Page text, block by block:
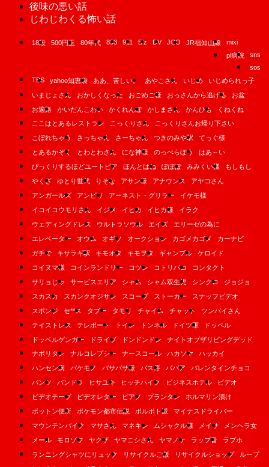
後味の悪い話
じわじわくる怖い話
18段 500円玉 80年代 893 911 B'z DV JCO JR福知山線
mixi
pl病院
sns
sos
TBS
yahoo知恵袋 ああ、苦しい。 あやこさん いじめ
いじめられっ子
いまじょさん
おかしくなった おごめご様 おっさんから逃げる
お盆
お遍路
かいだんこわい かくれんぼ かしまさん かんひも
くねくね
ここはとあるレストラン
こっくりさん
こっくりさんお帰り下さい
こぼれちゃう
さっちゃん さーちゃん つきのみや駅
てっぐ様
とあるかぞく
とわとわさん にな神様 のっぺらぼう
はあ～い
びっくりするほどユートピア
ほんとはね ぽぽぽ みみくい様
もしもし
やくざ
ゆとり世代 りそな アサン様 アナウンス
アヤコさん
アンガールズ
アンビリ アーネスト・グリラー
イケモ様
イコイコウモリさん
イジメ イヒカ イヒカ様
イラク
ウェディングドレス
ウルトラソウル エイズ
エリーゼの為に
エレベーター
オウム オギソ オークション カゴメカゴメ
カーナビ
ガチで
キサラギ駅 キモオタ キモヲタ ギャンブル
ケロイド
コイヌマ様
コインランドリー コツン コトリバコ
コンタクト
サリョじゃ
サービスエリア シャム シャム双生児 シンクロ
ジョジョ
スカスカ
スカンクオジサン スコープ ストーカー
スナッフビデオ
スポンジ
セ**ス タブー タモリ チャイム チャット
ツンバイさん
テイストレス
テレポート トイレ トンネル ドイツ軍
ドッペル
ドッペルゲンガー
ドライブ ドンドンドン
ナイトオブザリビングデッド
ナポリタン
ナルコレプシー ナースコール ハカソヤ
ハッカイ
ハンセン病
バケモノ バサバサ様 バス停 ババア
バレンタインチョコ
パンツ
パンドラ ヒサユキ ヒッチハイク ビジネスホテル
ビデオ
ビデオテープ
ビデオレター ピアノ プランタン
ホルマリン漬け
ボットン便所
ポケモン都市伝説 ポルポト派
マイナスドライバー
マウンテンバイク
マサさん マネキン ムシャクル様 メイサ
メンヘラ女
メール
モロゾフ ヤクザ ヤマニシさん ヤマノケ ラップ音
ラブホ
ランニングシャツにリュック
リサイクルご飯 リサイクルショップ
ループ